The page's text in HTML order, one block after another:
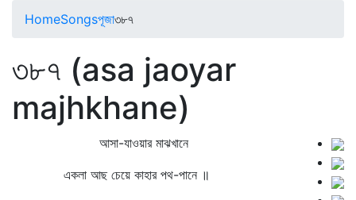
HomeSongsপূজা৩৮৭
৩৮৭ (asa jaoyar
majhkhane)
আসা-যাওয়ার মাঝখানে
একলা আছ চেয়ে কাহার পথ-পানে ॥